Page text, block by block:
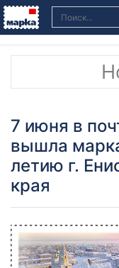
7 июня в
вышла
летию г.
края